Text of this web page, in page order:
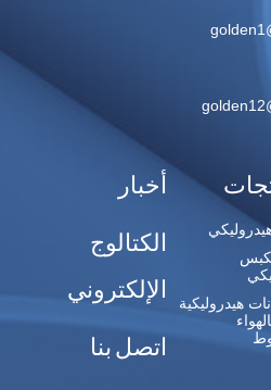
هيدروليكية
أخبار
الكتالوج
الإلكتروني
اتصل بنا